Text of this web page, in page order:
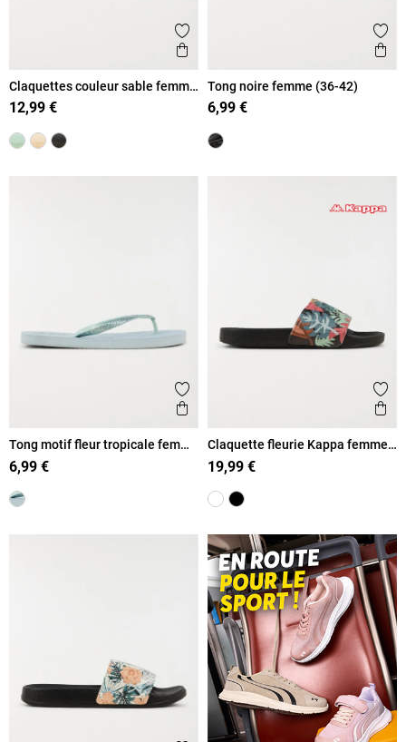
Ajouter aux favoris
Aperçu rapide
Claquettes couleur sable femme
(36-41)
12,99 €
Tong noire femme (36-42)
6,99 €
Ajouter aux favoris
Aperçu rapide
Tong motif fleur tropicale femme
(36-41)
6,99 €
Claquette fleurie Kappa femme
(36-42)
19,99 €